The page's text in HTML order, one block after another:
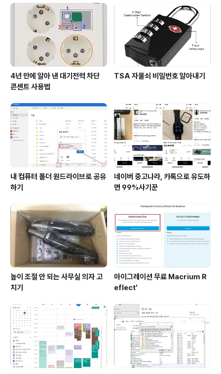
데, 창원 도시철도의 연간 운영 적자는 28억원 밖에 안된
다는 것입니다. 어제(5월 15일) 창원시가 주최한 '창원도
시철도 건설을 위한 공청회'가 의창구 팔룡동 경남창원과
학기술진흥원에서 개최되었습니다. ..
4년 만에 알아 낸 대기전력 차단
콘센트 사용법
TSA 자물쇠 비밀번호 알아내기
내 컴퓨터 폴더 원드라이브로 공유
하기
네이버 중고나라, 카톡으로 유도하
면 99%사기꾼
높이 조절 안 되는 사무실 의자 고
치기
마이그레이션 무료 Macrium R
eflect'